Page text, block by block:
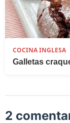
COCINA INGLESA
Galletas
2